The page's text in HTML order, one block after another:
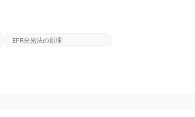
電磁放射線にさらされると、電子スピン遷移が発生し
EPR分光法の原理